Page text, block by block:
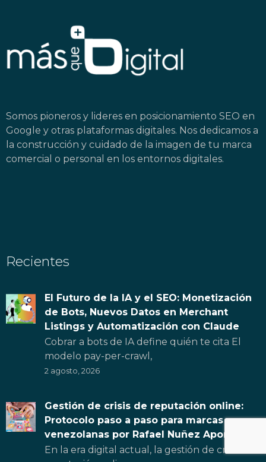
Somos pioneros y lideres en posicionamiento SEO en
Google y otras plataformas digitales. Nos dedicamos a
la construcción y cuidado de la imagen de tu marca
comercial o personal en los entornos digitales.
Recientes
El Futuro de la IA y el SEO: Monetización
de Bots, Nuevos Datos en Merchant
Listings y Automatización con Claude
Cobrar a bots de IA define quién te cita El
modelo pay-per-crawl,
2 agosto, 2026
Gestión de crisis de reputación online:
Protocolo paso a paso para marcas
venezolanas por Rafael Nuñez Aponte
En la era digital actual, la gestión de crisis de